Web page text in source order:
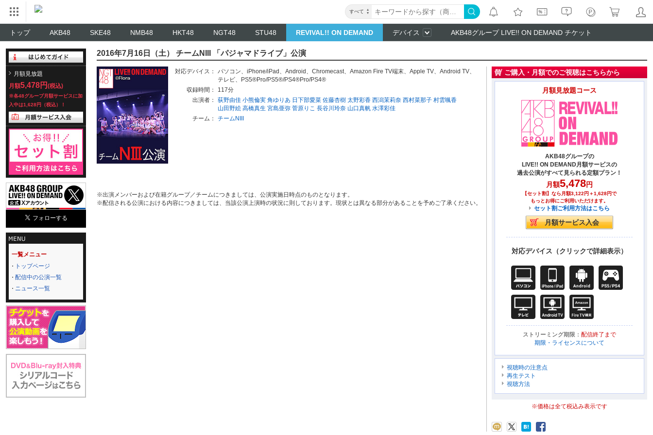
すべて
トップ AKB48 SKE48 NMB48 HKT48 NGT48 STU48 REVIVAL!! ON DEMAND デバイス AKB48グループ LIVE!! ON DEMAND チケット
月額見放題
月額5,478円 (税込)
※各48グループ月額サービスに加
入中は1,628円（税込）！
一覧メニュー
トップページ
配信中の公演一覧
ニュース一覧
2016年7月16日（土） チームNIII 「パジャマドライブ」公演
対応デバイス： パソコン、 iPhone/iPad 、 Android 、 Chromecast、 Amazon Fire TV端末、 Apple TV、 Android TV、
テレビ、
PS5®Pro/PS5®/PS4®Pro/PS4®
収録時間：
117分
出演者：
荻野由佳 小熊倫実 角ゆりあ 日下部愛菜 佐藤杏樹 太野彩香 西潟茉莉奈 西村菜那子 村雲颯香
山田野絵 高橋真生 宮島亜弥 菅原りこ 長谷川玲奈 山口真帆 水澤彩佳
チーム：
チームNIII
※出演メンバーおよび在籍グループ／チームにつきましては、公演実施日時点のものとなります。
※配信される公演における内容につきましては、当該公演上演時の状況に則しております。現状とは異なる部分があることを予めご了承ください。
ご購入・月額でのご視聴はこちらから
月額見放題コース
AKB48グループの
LIVE!! ON DEMAND月額サービスの
過去公演がすべて見られる定額プラン！
月額5,478円
【セット割】なら月額3,122円＋1,628円で
もっとお得にご利用いただけます。
セット割ご利用方法はこちら
対応デバイス（クリックで詳細表示）
ストリーミング期限： 配信終了まで
期限・ライセンスについて
視聴時の注意点
再生テスト
視聴方法
※価格は全て税込み表示です